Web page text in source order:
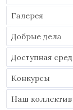
Гaлерея
Добрые дела
Доступная
Конкурсы
Наш коллектив